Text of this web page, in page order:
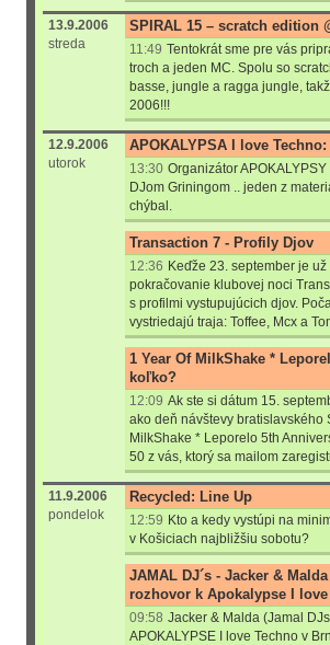
13.9.2006
streda
SPIRAL 15 – scratch edition
11:49 Tentokrát sme pre vás
troch a jeden MC. Spolu so
basse, jungle a ragga jungle,
2006!!!
12.9.2006
utorok
APOKALYPSA I love
13:30 Organizátor
DJom Griningom .. jeden z
chýbal.
Transaction 7 - Profily Djov
12:36 Keďže 23. september je
pokračovanie klubovej noci
s profilmi vystupujúcich djov.
vystriedajú traja: Toffee, Mcx a
1 Year Of MilkShake *
koľko?
12:09 Ak ste si dátum 15.
ako deň návštevy bratislavského
MilkShake * Leporelo 5th
50 z vás, ktorý sa mailom
11.9.2006
pondelok
Recycled: Line Up
12:59 Kto a kedy vystúpi na
v Košiciach najbližšiu sobotu?
JAMAL DJ´s - Jacker &
rozhovor k Apokalypse I love
09:58 Jacker & Malda (Jamal
APOKALYPSE I love Techno v